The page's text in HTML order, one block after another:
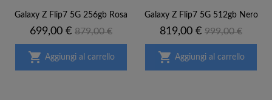
Galaxy Z Flip7 5G 256gb Rosa
Prezzo
699,00 € Prezzo
base
879,00 €
 Aggiungi al carrello
Galaxy Z Flip7 5G 512gb Nero
Prezzo
819,00 € Prezzo
base
999,00 €
 Aggiungi al carrello